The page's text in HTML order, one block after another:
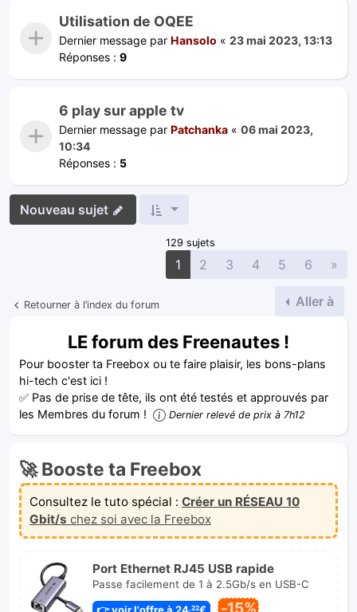
Utilisation de OQEE
Dernier message par Hansolo « 23 mai 2023, 13:13
Réponses : 9
6 play sur apple tv
Dernier message par Patchanka « 06 mai 2023,
10:34
Réponses : 5
Nouveau sujet
129 sujets
1 2 3 4 5 6 »
Retourner à l’index du forum Aller à
LE forum des Freenautes !
Pour booster ta Freebox ou te faire plaisir, les bons-plans
hi-tech c'est ici !
✅ Pas de prise de tête, ils ont été testés et approuvés par
les Membres du forum !
Dernier relevé de prix à 7h12
🚀 Booste ta Freebox
Consultez le tuto spécial : Créer un RÉSEAU 10
Gbit/s chez soi avec la Freebox
Port Ethernet RJ45 USB rapide
Passe facilement de 1 à 2.5Gb/s en USB-C
,22 -15%